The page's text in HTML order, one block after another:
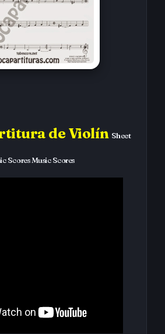
de Violín Sheet
Scores Music Scores